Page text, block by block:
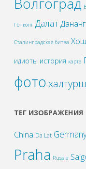
Гонконг ДалатДананг
Сталинградская битва
идиоты история карта
фото
ТЕГ ИЗОБРАЖЕНИЯ
China Da Lat
Praha Russia